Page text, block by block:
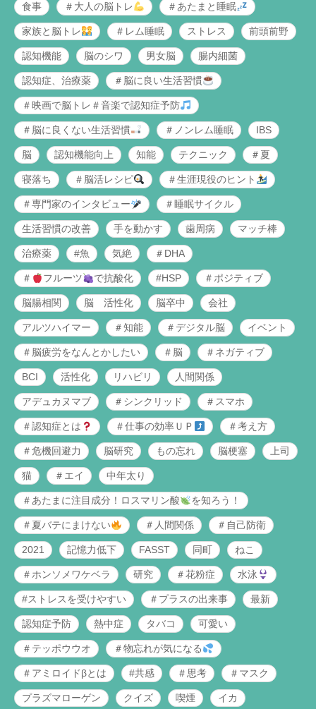
食事 ＃大人の脳トレ ＃あたまと睡眠
家族と脳トレ ＃レム睡眠 ストレス 前頭前野
認知機能 脳のシワ 男女脳 腸内細菌
認知症、治療薬 ＃脳に良い生活習慣
＃映画で脳トレ＃音楽で認知症予防
＃脳に良くない生活習慣 ＃ノンレム睡眠 IBS
脳 認知機能向上 知能 テクニック ＃夏
寝落ち ＃脳活レシピ ＃生涯現役のヒント
＃専門家のインタビュー ＃睡眠サイクル
生活習慣の改善 手を動かす 歯周病 マッチ棒
治療薬 #魚 気絶 ＃DHA
＃ フルーツ で抗酸化 #HSP ＃ポジティブ
脳腸相関 脳 活性化 脳卒中 会社
アルツハイマー ＃知能 ＃デジタル脳 イベント
＃脳疲労をなんとかしたい ＃脳 ＃ネガティブ
BCI 活性化 リハビリ 人間関係
アデュカヌマブ ＃シンクリッド ＃スマホ
＃認知症とは ＃仕事の効率ＵＰ ＃考え方
＃危機回避力 脳研究 もの忘れ 脳梗塞 上司
猫 ＃エイ 中年太り
＃あたまに注目成分！ロスマリン酸 を知ろう！
＃夏バテにまけない ＃人間関係 ＃自己防衛
2021 記憶力低下 FASST 同町 ねこ
＃ホンソメワケベラ 研究 ＃花粉症 水泳
#ストレスを受けやすい ＃プラスの出来事 最新
認知症予防 熱中症 タバコ 可愛い
＃テッポウウオ ＃物忘れが気になる
＃アミロイドβとは #共感 ＃思考 ＃マスク
プラズマローゲン クイズ 喫煙 イカ